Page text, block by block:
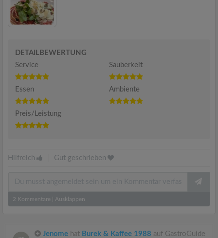
DETAILBEWERTUNG
Service
Sauberkeit
Essen Ambiente
Preis/Leistung
Hilfreich Gut geschrieben
2 Kommentare Ausklappen
Jenome hat Burek & Kaffee 1988 auf GastroGuide